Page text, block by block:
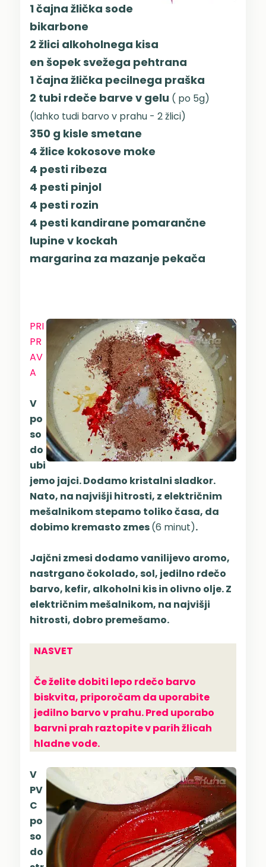
1 čajna žlička sode
bikarbone
2 žlici alkoholnega kisa
en šopek svežega pehtrana
1 čajna žlička pecilnega praška
2 tubi rdeče barve v gelu ( po 5g)
(lahko tudi barvo v prahu - 2 žlici)
350 g kisle smetane
4 žlice kokosove moke
4 pesti ribeza
4 pesti pinjol
4 pesti rozin
4 pesti kandirane pomarančne
lupine v kockah
margarina za mazanje pekača
PRI
PR
AV
A
V
po
so
do
ubi
jemo jajci. Dodamo kristalni sladkor.
Nato, na najvišji hitrosti, z električnim
mešalnikom stepamo toliko časa, da
dobimo kremasto zmes(6 minut).
Jajčni zmesi dodamo vanilijevo aromo,
nastrgano čokolado, sol, jedilno rdečo
barvo, kefir, alkoholni kis in olivno olje. Z
električnim mešalnikom, na najvišji
hitrosti, dobro premešamo.
NASVET
Če želite dobiti lepo rdečo barvo
biskvita, priporočam da uporabite
jedilno barvo v prahu. Pred uporabo
barvni prah raztopite v parih žlicah
hladne vode.
V
PV
C
po
so
do